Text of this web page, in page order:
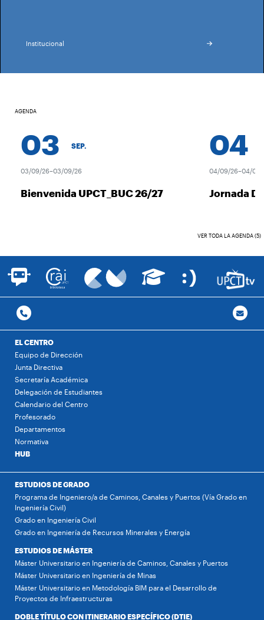
Institucional
AGENDA
03 SEP.
03/09/26–03/09/26
Bienvenida UPCT_BUC 26/27
04
04/09/26–04/09/
Jornada
VER TODA LA AGENDA (5)
EL CENTRO
Equipo de Dirección
Junta Directiva
Secretaría Académica
Delegación de Estudiantes
Calendario del Centro
Profesorado
Departamentos
Normativa
HUB
ESTUDIOS DE GRADO
Programa de Ingeniero/a de Caminos, Canales y Puertos (Vía Grado en
Ingeniería Civil)
Grado en Ingeniería Civil
Grado en Ingeniería de Recursos Minerales y Energía
ESTUDIOS DE MÁSTER
Máster Universitario en Ingeniería de Caminos, Canales y Puertos
Máster Universitario en Ingeniería de Minas
Máster Universitario en Metodología BIM para el Desarrollo de
Proyectos de Infraestructuras
DOBLE TÍTULO CON ITINERARIO ESPECÍFICO (DTIE)